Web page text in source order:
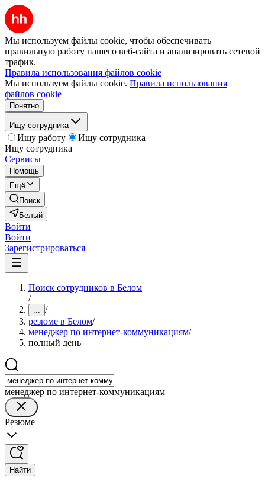
Мы используем файлы cookie, чтобы обеспечивать
правильную работу нашего веб-сайта и анализировать сетевой
трафик.
Правила использования файлов cookie
Мы используем файлы cookie. Правила использования
файлов cookie
Понятно
Ищу сотрудника
Ищу работу
Ищу сотрудника
Ищу сотрудника
Сервисы
Помощь
Ещё
Поиск
Белый
Войти
Войти
Зарегистрироваться
Поиск сотрудников в Белом
/
... /
резюме в Белом/
менеджер по интернет-коммуникациям/
полный день
менеджер по интернет-коммуникациям
Резюме
Найти